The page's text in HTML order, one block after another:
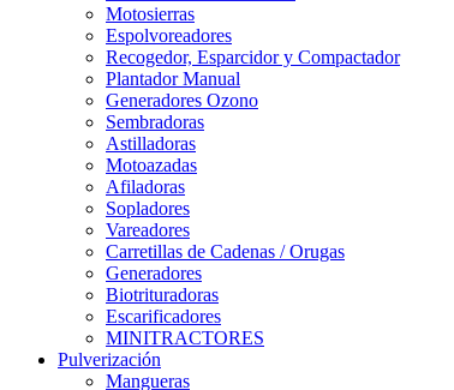
Motosierras
Espolvoreadores
Recogedor, Esparcidor y Compactador
Plantador Manual
Generadores Ozono
Sembradoras
Astilladoras
Motoazadas
Afiladoras
Sopladores
Vareadores
Carretillas de Cadenas / Orugas
Generadores
Biotrituradoras
Escarificadores
MINITRACTORES
Pulverización
Mangueras